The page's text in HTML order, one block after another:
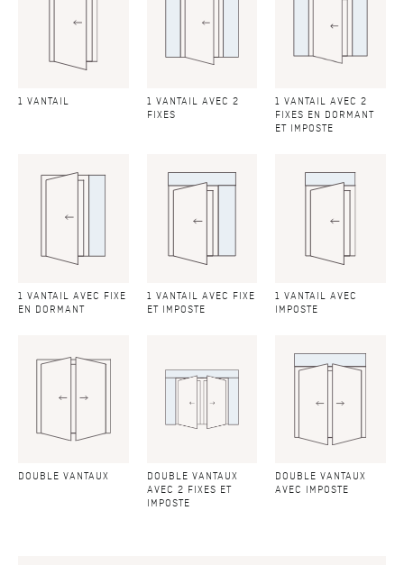
1 VANTAIL
1 VANTAIL AVEC 2
FIXES
1 VANTAIL AVEC 2
FIXES EN DORMANT
ET IMPOSTE
1 VANTAIL AVEC FIXE
EN DORMANT
1 VANTAIL AVEC FIXE
ET IMPOSTE
1 VANTAIL AVEC
IMPOSTE
DOUBLE VANTAUX
DOUBLE VANTAUX
AVEC 2 FIXES ET
IMPOSTE
DOUBLE VANTAUX
AVEC IMPOSTE